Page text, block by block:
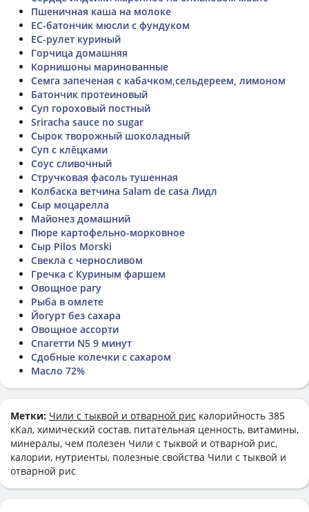
Пшеничная каша на молоке
ЕС-батончик мюсли с фундуком
ЕС-рулет куриный
Горчица домашняя
Корнишоны маринованные
Семга запеченая с кабачком,сельдереем, лимоном
Батончик протеиновый
Суп гороховый постный
Sriracha sauce no sugar
Сырок творожный шоколадный
Суп с клёцками
Соус сливочный
Стручковая фасоль тушенная
Колбаска ветчина Salam de casа Лидл
Сыр моцарелла
Майонез домашний
Пюре картофельно-морковное
Сыр Pilos Morski
Свекла с черносливом
Гречка с Куриным фаршем
Овощное рагу
Рыба в омлете
Йогурт без сахара
Овощное ассорти
Спагетти N5 9 минут
Сдобные колечки с сахаром
Масло 72%
Метки: Чили с тыквой и отварной рис калорийность 385
кКал, химический состав, питательная ценность, витамины,
минералы, чем полезен Чили с тыквой и отварной рис,
калории, нутриенты, полезные свойства Чили с тыквой и
отварной рис